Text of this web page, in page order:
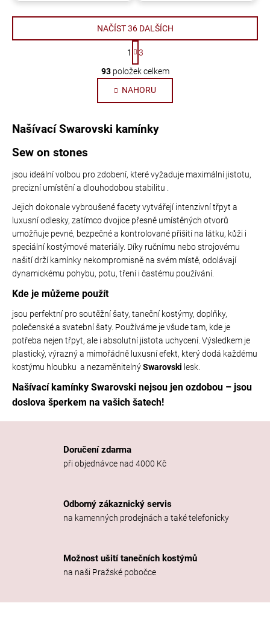
O
v
l
á
a
p
r
k
y
v
ý
p
i
NAČÍST 36 DALŠÍCH
S
t
r
á
n
k
v
1
3
93položek celkem
NAHORU
Našívací Swarovski kamínky
Sew on stones
jsou ideální volbou pro zdobení, které vyžaduje maximální jistotu,
precizní umístění a dlouhodobou stabilitu .
Jejich dokonale vybroušené facety vytvářejí intenzivní třpyt a
luxusní odlesky, zatímco dvojice přesně umístěných otvorů
umožňuje pevné, bezpečné a kontrolované přišití na látku, kůži i
speciální kostýmové materiály. Díky ručnímu nebo strojovému
našití drží kamínky nekompromisně na svém místě, odolávají
dynamickému pohybu, potu, tření i častému používání.
Kde je můžeme použít
jsou perfektní pro soutěžní šaty, taneční kostýmy, doplňky,
polečenské a svatební šaty. Používáme je všude tam, kde je
potřeba nejen třpyt, ale i absolutní jistota uchycení. Výsledkem je
plastický, výrazný a mimořádně luxusní efekt, který dodá každému
kostýmu hloubku a nezaměnitelnýSwarovski lesk.
Našívací kamínky Swarovski nejsou jen ozdobou – jsou
doslova šperkem na vašich šatech!
Doručení zdarma
při objednávce nad 4000 Kč
Odborný zákaznický servis
na kamenných prodejnách a také telefonicky
Možnost ušití tanečních kostýmů
na naši Pražské pobočce